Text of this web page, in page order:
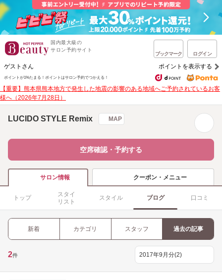
国内最大級の
サロン予約サイト
ブックマーク ログイン
ゲストさん ポイントを表示する
ポイントが1%たまる！ ポイントはサロン予約でつかえる！
【重要】熊本県熊本地方で発生した地震の影響のある地域へご予約されているお客
様へ（2026年7月28日）
LUCIDO STYLE Remix MAP
空席確認・予約する
サロン情報 クーポン・メニュー
トップ
スタイ
リスト
スタイル ブログ 口コミ
新着 カテゴリ スタッフ 過去の記事
2件